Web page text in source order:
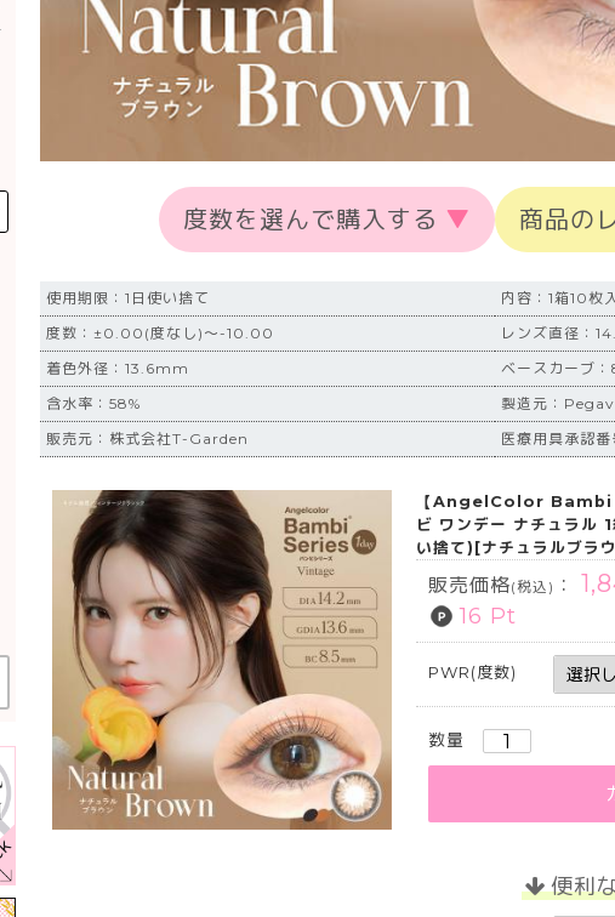
度数を選んで購入する ▼ 商品の
使用期限：1日使い捨て
内容：1箱10枚
度数：±0.00(度なし)～-10.00
レンズ直径：
着色外径：13.6mm
ベースカーブ
含水率：58%
製造元：
販売元：株式会社T-Garden
医療用具承認
【AngelColor Bambi
ビ ワンデー ナチュラル
い捨て)[ナチュラルブラ
販売価格(税込) ：
16 Pt
PWR(度数)
数量
便利